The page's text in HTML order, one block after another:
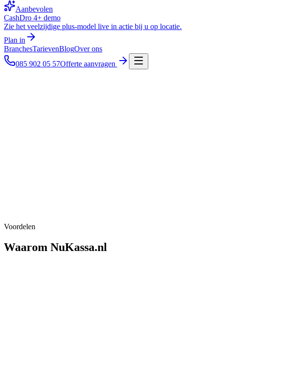
Aanbevolen
CashDro 4+ demo
Zie het veelzijdige plus-model live in actie bij u op locatie.
Plan in
BranchesTarievenBlogOver ons
085 902 05 57Offerte aanvragen
Voordelen
Waarom NuKassa.nl